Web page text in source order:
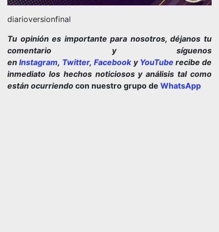
diarioversionfinal
Tu opinión es importante para nosotros, déjanos tu
comentario y síguenos
enInstagram, Twitter,Facebooky YouTube recibe de
inmediato los hechos noticiosos y análisis tal como
están ocurriendo con nuestro grupo de WhatsApp